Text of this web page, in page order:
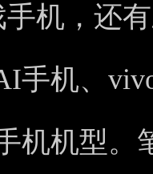
机，还
手机、
机机型。